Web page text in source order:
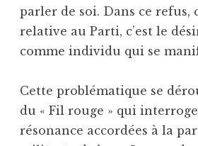
parler de soi. Dans ce refus,
relative au Parti, c’est le
comme individu qui se
Cette problématique se
du « Fil rouge » qui
résonance accordées à la